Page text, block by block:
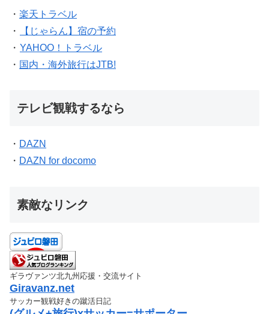
・ 楽天トラベル
・
【じゃらん】宿の予約
・ YAHOO！トラベル
・ 国内・海外旅行はJTB!
テレビ観戦するなら
・ DAZN
・ DAZN for docomo
素敵なリンク
ギラヴァンツ北九州応援・交流サイト
Giravanz.net
サッカー観戦好きの蹴活日記